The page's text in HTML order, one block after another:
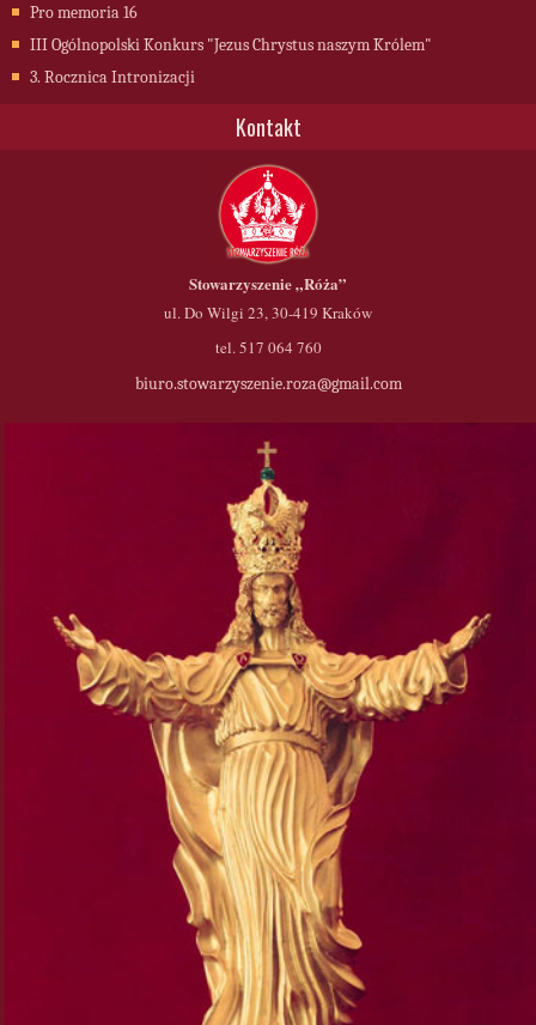
Pro memoria 16
III Ogólnopolski Konkurs "Jezus Chrystus naszym Królem"
3. Rocznica Intronizacji
Kontakt
Stowarzyszenie„Róża”
ul. Do Wilgi 23, 30-419 Kraków
tel. 517 064 760
biuro.stowarzyszenie.roza@gmail.com